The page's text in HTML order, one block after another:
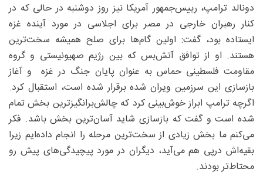
دونالد ترامپ، رییس‌جمهور آمریکا نیز روز دوشنبه در حالی که در
کنار رهبران خارجی در مصر برای اجلاسی در مورد آینده غزه
ایستاده بود، گفت: اولین گام‌ها برای صلح همیشه سخت‌ترین
هستند. او از توافق آتش‌بس که بین رژیم صهیونیستی و گروه
مقاومت فلسطینی حماس به عنوان پایان جنگ در غزه و آغاز
بازسازی این سرزمین ویران شده برقرار شده است، استقبال کرد.
اگرچه ترامپ ابراز خوش‌بینی کرد که چالش‌برانگیزترین بخش تمام
شده است و گفت که بازسازی شاید آسان‌ترین بخش باشد. فکر
می‌کنم ما بخش زیادی از سخت‌ترین مرحله را انجام داده‌ایم زیرا
بقیه‌اش درپی هم می‌آید، دیگران در مورد پیچیدگی‌های پیش رو
محتاط‌تر بودند.